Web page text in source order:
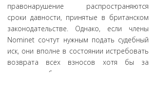
правонарушение распространяются
сроки давности, принятые в британском
законодательстве. Однако, если члены
Nominet сочтут нужным подать судебный
иск, они вполне в состоянии истребовать
возврата всех взносов хотя бы за
последние 6 лет, что тоже составит